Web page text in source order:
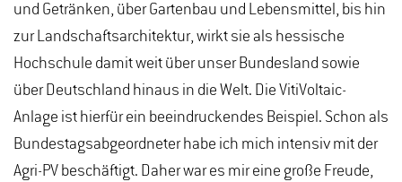
und Getränken, über Gartenbau und Lebensmittel, bis hin
zur Landschaftsarchitektur, wirkt sie als hessische
Hochschule damit weit über unser Bundesland sowie
über Deutschland hinaus in die Welt. Die VitiVoltaic-
Anlage ist hierfür ein beeindruckendes Beispiel. Schon als
Bundestagsabgeordneter habe ich mich intensiv mit der
Agri-PV beschäftigt. Daher war es mir eine große Freude,